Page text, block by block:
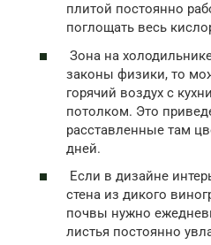
плитой постоянно
поглощать весь
Зона на
законы физики, то
горячий воздух с
потолком. Это
расставленные там
дней.
Если в дизайне
стена из дикого
почвы нужно
листья постоянно